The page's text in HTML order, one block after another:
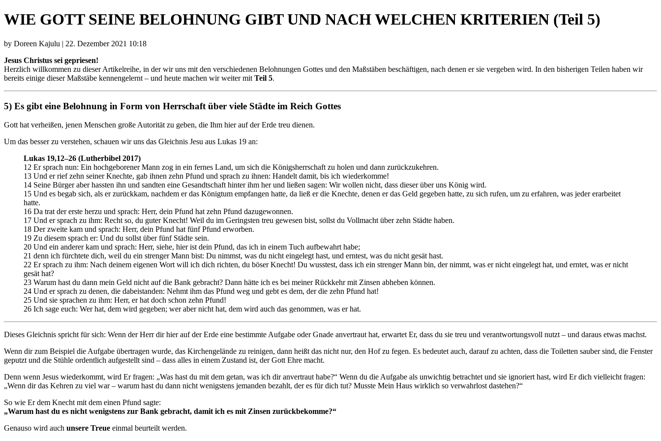
WIE GOTT SEINE BELOHNUNG GIBT UND NACH WELCHEN KRITERIEN (Teil 5)
by Doreen Kajulu | 22. Dezember 2021 10:18
Jesus Christus sei gepriesen!
Herzlich willkommen zu dieser Artikelreihe, in der wir uns mit den verschiedenen Belohnungen Gottes und den Maßstäben beschäftigen, nach denen er sie vergeben wird. In den bisherigen Teilen haben wir
bereits einige dieser Maßstäbe kennengelernt – und heute machen wir weiter mit Teil 5.
5) Es gibt eine Belohnung in Form von Herrschaft über viele Städte im Reich Gottes
Gott hat verheißen, jenen Menschen große Autorität zu geben, die Ihm hier auf der Erde treu dienen.
Um das besser zu verstehen, schauen wir uns das Gleichnis Jesu aus Lukas 19 an:
Lukas 19,12–26 (Lutherbibel 2017)
12 Er sprach nun: Ein hochgeborener Mann zog in ein fernes Land, um sich die Königsherrschaft zu holen und dann zurückzukehren.
13 Und er rief zehn seiner Knechte, gab ihnen zehn Pfund und sprach zu ihnen: Handelt damit, bis ich wiederkomme!
14 Seine Bürger aber hassten ihn und sandten eine Gesandtschaft hinter ihm her und ließen sagen: Wir wollen nicht, dass dieser über uns König wird.
15 Und es begab sich, als er zurückkam, nachdem er das Königtum empfangen hatte, da ließ er die Knechte, denen er das Geld gegeben hatte, zu sich rufen, um zu erfahren, was jeder erarbeitet
hatte.
16 Da trat der erste herzu und sprach: Herr, dein Pfund hat zehn Pfund dazugewonnen.
17 Und er sprach zu ihm: Recht so, du guter Knecht! Weil du im Geringsten treu gewesen bist, sollst du Vollmacht über zehn Städte haben.
18 Der zweite kam und sprach: Herr, dein Pfund hat fünf Pfund erworben.
19 Zu diesem sprach er: Und du sollst über fünf Städte sein.
20 Und ein anderer kam und sprach: Herr, siehe, hier ist dein Pfund, das ich in einem Tuch aufbewahrt habe;
21 denn ich fürchtete dich, weil du ein strenger Mann bist: Du nimmst, was du nicht eingelegt hast, und erntest, was du nicht gesät hast.
22 Er sprach zu ihm: Nach deinem eigenen Wort will ich dich richten, du böser Knecht! Du wusstest, dass ich ein strenger Mann bin, der nimmt, was er nicht eingelegt hat, und erntet, was er nicht
gesät hat?
23 Warum hast du dann mein Geld nicht auf die Bank gebracht? Dann hätte ich es bei meiner Rückkehr mit Zinsen abheben können.
24 Und er sprach zu denen, die dabeistanden: Nehmt ihm das Pfund weg und gebt es dem, der die zehn Pfund hat!
25 Und sie sprachen zu ihm: Herr, er hat doch schon zehn Pfund!
26 Ich sage euch: Wer hat, dem wird gegeben; wer aber nicht hat, dem wird auch das genommen, was er hat.
Dieses Gleichnis spricht für sich: Wenn der Herr dir hier auf der Erde eine bestimmte Aufgabe oder Gnade anvertraut hat, erwartet Er, dass du sie treu und verantwortungsvoll nutzt – und daraus etwas machst.
Wenn dir zum Beispiel die Aufgabe übertragen wurde, das Kirchengelände zu reinigen, dann heißt das nicht nur, den Hof zu fegen. Es bedeutet auch, darauf zu achten, dass die Toiletten sauber sind, die Fenster
geputzt und die Stühle ordentlich aufgestellt sind – dass alles in einem Zustand ist, der Gott Ehre macht.
Denn wenn Jesus wiederkommt, wird Er fragen: „Was hast du mit dem getan, was ich dir anvertraut habe?“ Wenn du die Aufgabe als unwichtig betrachtet und sie ignoriert hast, wird Er dich vielleicht fragen:
„Wenn dir das Kehren zu viel war – warum hast du dann nicht wenigstens jemanden bezahlt, der es für dich tut? Musste Mein Haus wirklich so verwahrlost dastehen?“
So wie Er dem Knecht mit dem einen Pfund sagte:
„Warum hast du es nicht wenigstens zur Bank gebracht, damit ich es mit Zinsen zurückbekomme?“
Genauso wird auch unsere Treue einmal beurteilt werden.